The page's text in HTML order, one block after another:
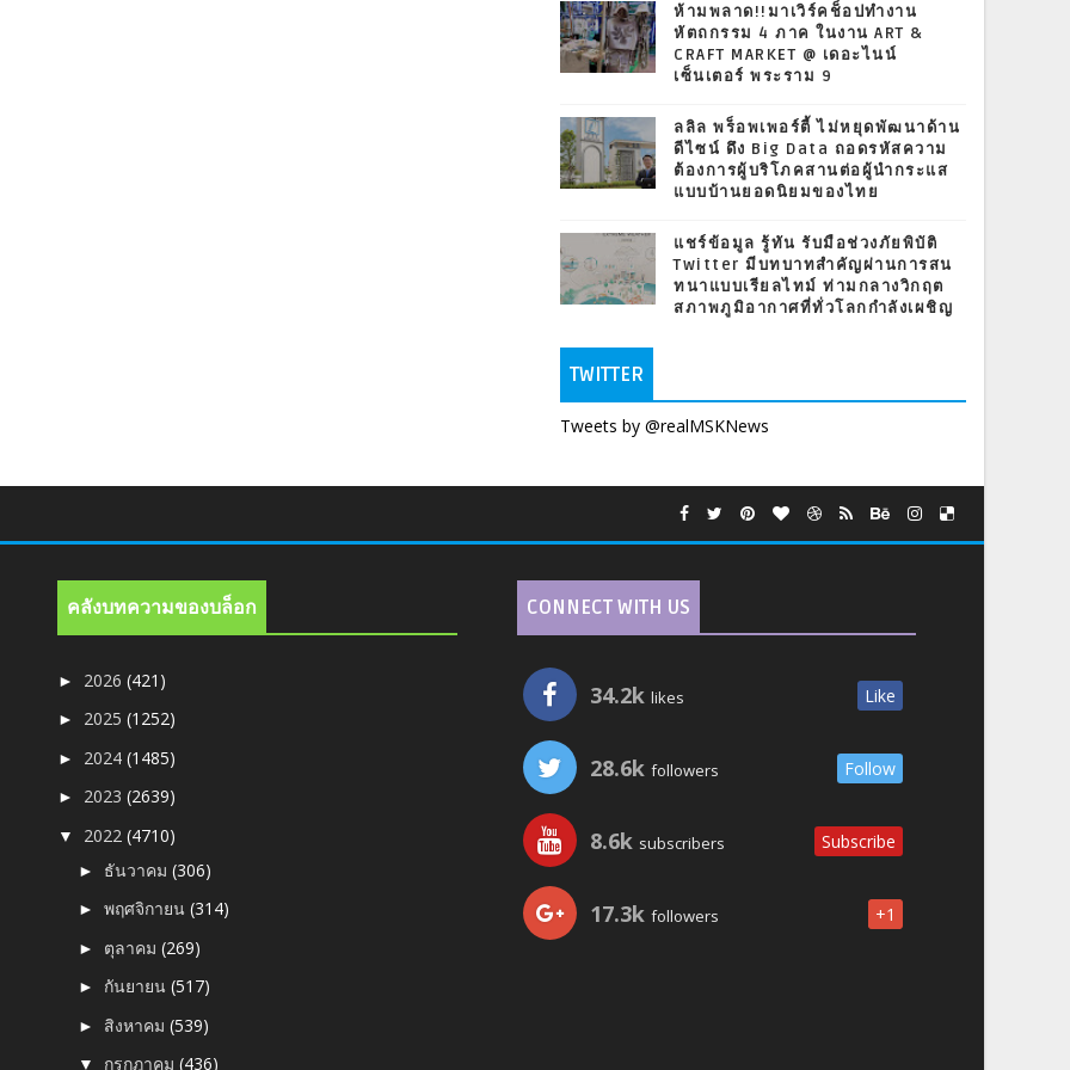
ห้ามพลาด!!มาเวิร์คช็อปทำงาน
หัตถกรรม 4 ภาค ในงาน ART &
CRAFT MARKET @ เดอะไนน์
เซ็นเตอร์ พระราม 9
ลลิล พร็อพเพอร์ตี้ ไม่หยุดพัฒนาด้าน
ดีไซน์ ดึง Big Data ถอดรหัสความ
ต้องการผู้บริโภคสานต่อผู้นำกระแส
แบบบ้านยอดนิยมของไทย
แชร์ข้อมูล รู้ทัน รับมือช่วงภัยพิบัติ
Twitter มีบทบาทสำคัญผ่านการสน
ทนาแบบเรียลไทม์ ท่ามกลางวิกฤต
สภาพภูมิอากาศที่ทั่วโลกกำลังเผชิญ
TWITTER
Tweets by @realMSKNews
คลังบทความของบล็อก
► 2026(421)
► 2025(1252)
► 2024(1485)
► 2023(2639)
▼ 2022(4710)
► ธันวาคม(306)
►พฤศจิกายน(314)
► ตุลาคม(269)
► กันยายน(517)
► สิงหาคม(539)
▼ กรกฎาคม(436)
CONNECT WITH US
34.2k likes Like
28.6k followers Follow
8.6k subscribers Subscribe
17.3k followers +1